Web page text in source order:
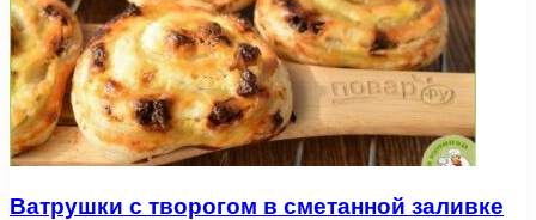
Ватрушки с творогом в сметанной заливке